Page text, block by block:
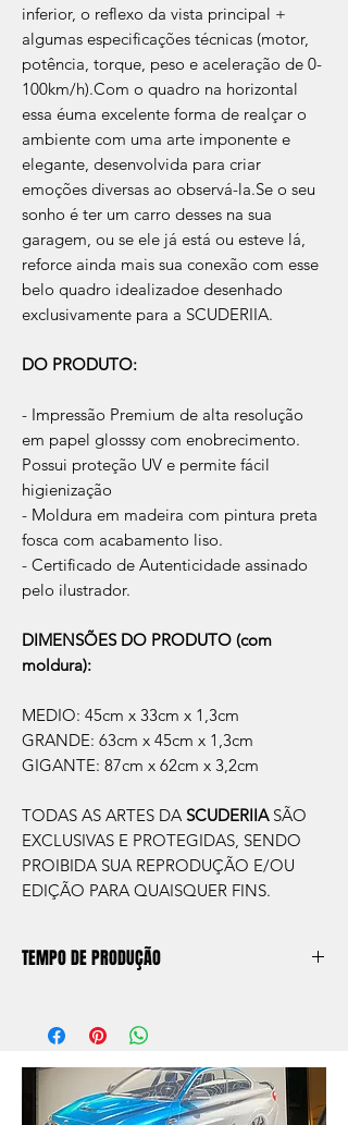
inferior, o reflexo da vista principal +
algumas especificações técnicas (motor,
potência, torque, peso e aceleração de 0-
100km/h).Com o quadro na horizontal
essa éuma excelente forma de realçar o
ambiente com uma arte imponente e
elegante, desenvolvida para criar
emoções diversas ao observá-la.Se o seu
sonho é ter um carro desses na sua
garagem, ou se ele já está ou esteve lá,
reforce ainda mais sua conexão com esse
belo quadro idealizadoe desenhado
exclusivamente para a SCUDERIIA.
DO PRODUTO:
- Impressão Premium de alta resolução
em papel glosssy com enobrecimento.
Possui proteção UV e permite fácil
higienização
- Moldura em madeira com pintura preta
fosca com acabamento liso.
- Certificado de Autenticidade assinado
pelo ilustrador.
DIMENSÕES DO PRODUTO (com
moldura):
MEDIO: 45cm x 33cm x 1,3cm
GRANDE: 63cm x 45cm x 1,3cm
GIGANTE: 87cm x 62cm x 3,2cm
TODAS AS ARTES DA SCUDERIIA SÃO
EXCLUSIVAS E PROTEGIDAS, SENDO
PROIBIDA SUA REPRODUÇÃO E/OU
EDIÇÃO PARA QUAISQUER FINS.
TEMPO DE PRODUÇÃO
aprox. 5 dias úteis, após a confirmação de
compra.
Após a produçao, seguimos com o envio
no endereço que nos for informado na
compra ou disponibilizaremos para retirada